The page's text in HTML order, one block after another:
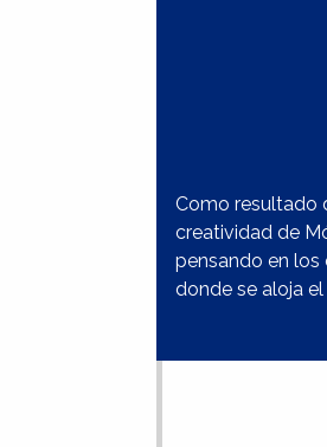
Como resultado
creatividad de
pensando en los
donde se aloja